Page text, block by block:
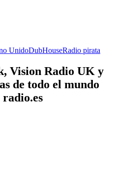
UnidoDubHouseRadio pirata
Vision Radio UK y
de todo el mundo